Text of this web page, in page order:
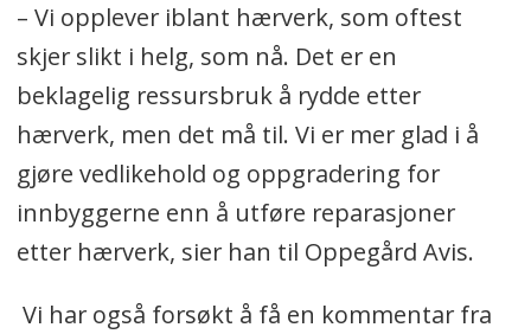
– Vi opplever iblant hærverk, som oftest
skjer slikt i helg, som nå. Det er en
beklagelig ressursbruk å rydde etter
hærverk, men det må til. Vi er mer glad i å
gjøre vedlikehold og oppgradering for
innbyggerne enn å utføre reparasjoner
etter hærverk, sier han til Oppegård Avis.
Vi har også forsøkt å få en kommentar fra